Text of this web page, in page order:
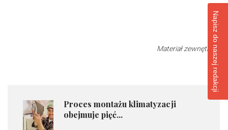
Materiał zewnętrzny
​Proces montażu klimatyzacji
obejmuje pięć...
Napisz do naszej redakcji